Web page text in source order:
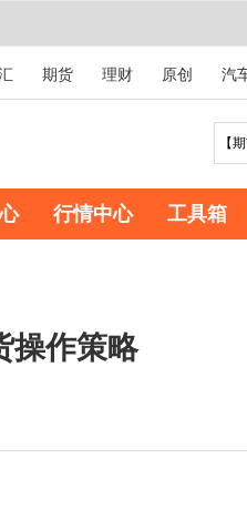
期货 理财 原创 汽
行情中心 工具箱
操作策略